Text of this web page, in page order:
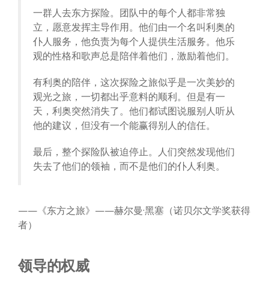
一群人去东方探险。团队中的每个人都非常独
立，愿意发挥主导作用。他们由一个名叫利奥的
仆人服务，他负责为每个人提供生活服务。他乐
观的性格和歌声总是陪伴着他们，激励着他们。
有利奥的陪伴，这次探险之旅似乎是一次美妙的
观光之旅，一切都出乎意料的顺利。但是有一
天，利奥突然消失了。他们都试图说服别人听从
他的建议，但没有一个能赢得别人的信任。
最后，整个探险队被迫停止。人们突然发现他们
失去了他们的领袖，而不是他们的仆人利奥。
——《东方之旅》——赫尔曼·黑塞（诺贝尔文学奖获得
者）
领导的权威